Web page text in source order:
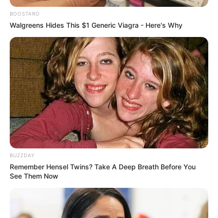
Biodata & Profil
Nama Lengkap: Jung Mi Mi
BOOSTARO
Walgreens Hides This $1 Generic Viagra - Here's Why
BUZZDAY
Remember Hensel Twins? Take A Deep Breath Before You
See Them Now